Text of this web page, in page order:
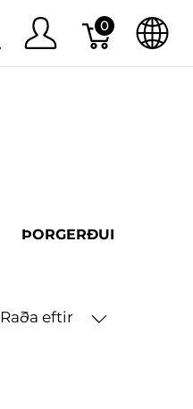
0
ÞORGERÐUR H.
Raða eftir